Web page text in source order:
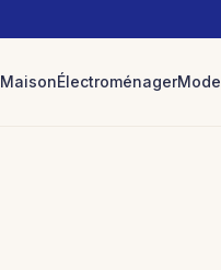
MaisonÉlectroménagerMode